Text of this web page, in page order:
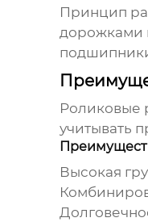
Принцип
дорожками
Роликовые
учитывать
Высокая